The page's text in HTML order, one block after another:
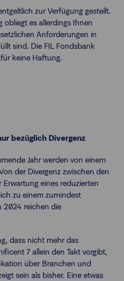
zur Verfügung gestellt.
obliegt es allerdings Ihnen
Anforderungen in
sind. Die FIL Fondsbank
keine Haftung.
bezüglich Divergenz
Jahr werden von einem
der Divergenz zwischen den
eines reduzierten
zu einem zumindest
2024 reichen die
dass nicht mehr das
7 allein den Takt vorgibt,
über Branchen und
sein als bisher. Eine etwas